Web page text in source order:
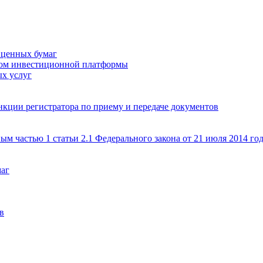
бумаг
инвестиционной платформы
услуг
регистратора по приему и передаче документов
частью 1 статьи 2.1 Федерального закона от 21 июля 2014